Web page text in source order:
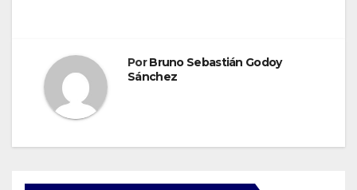
PorBruno Sebastián Godoy
Sánchez